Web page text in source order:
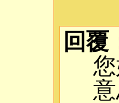
回覆
意